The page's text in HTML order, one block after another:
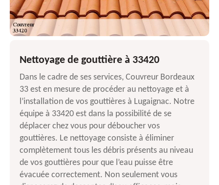
Nettoyage de gouttière à 33420
Dans le cadre de ses services, Couvreur Bordeaux
33 est en mesure de procéder au nettoyage et à
l’installation de vos gouttières à Lugaignac. Notre
équipe à 33420 est dans la possibilité de se
déplacer chez vous pour déboucher vos
gouttières. Le nettoyage consiste à éliminer
complètement tous les débris présents au niveau
de vos gouttières pour que l’eau puisse être
évacuée correctement. Non seulement vous